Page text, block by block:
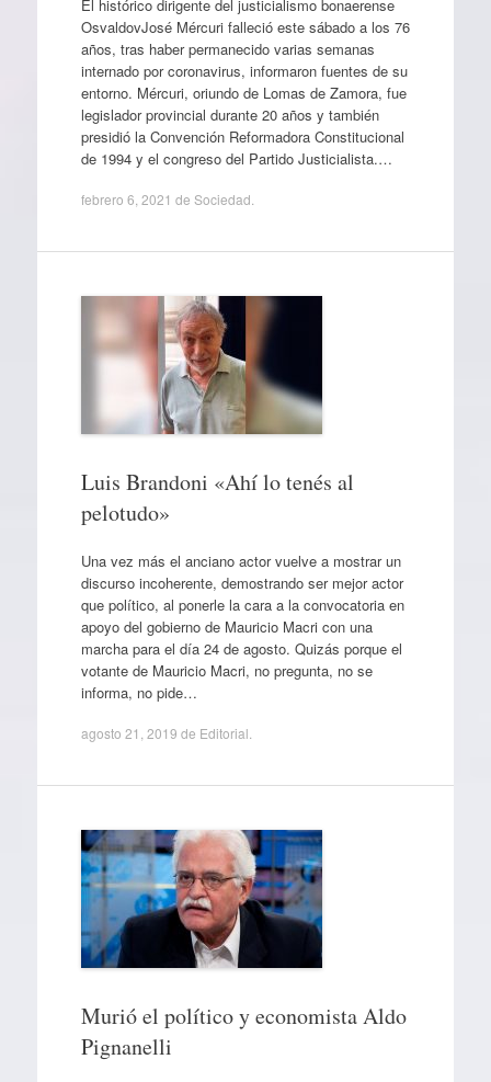
El histórico dirigente del justicialismo bonaerense
OsvaldovJosé Mércuri falleció este sábado a los 76
años, tras haber permanecido varias semanas
internado por coronavirus, informaron fuentes de su
entorno. Mércuri, oriundo de Lomas de Zamora, fue
legislador provincial durante 20 años y también
presidió la Convención Reformadora Constitucional
de 1994 y el congreso del Partido Justicialista.…
febrero 6, 2021 de Sociedad
Luis Brandoni «Ahí lo tenés al
pelotudo»
Una vez más el anciano actor vuelve a mostrar un
discurso incoherente, demostrando ser mejor actor
que político, al ponerle la cara a la convocatoria en
apoyo del gobierno de Mauricio Macri con una
marcha para el día 24 de agosto. Quizás porque el
votante de Mauricio Macri, no pregunta, no se
informa, no pide…
agosto 21, 2019 de Editorial
Murió el político y economista Aldo
Pignanelli